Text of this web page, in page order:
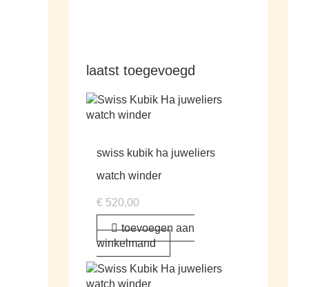
laatst toegevoegd
swiss kubik ha juweliers
watch winder
€ 520,00
toevoegen aan
winkelmand